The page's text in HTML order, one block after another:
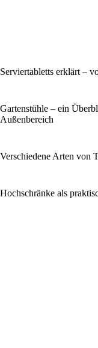
Serviertabletts erklärt –
Gartenstühle – ein
Außenbereich
Verschiedene Arten von
Hochschränke als